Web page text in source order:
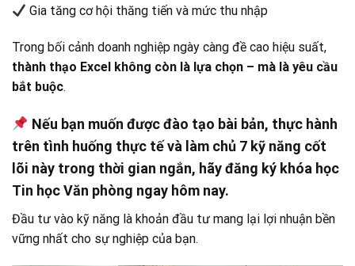
Gia tăng cơ hội thăng tiến và mức thu nhập
Trong bối cảnh doanh nghiệp ngày càng đề cao hiệu suất,
thành thạo Excel không còn là lựa chọn – mà là yêu cầu
bắt buộc.
Nếu bạn muốn được đào tạo bài bản, thực hành
trên tình huống thực tế và làm chủ 7 kỹ năng cốt
lõi này trong thời gian ngắn, hãy đăng ký khóa học
Tin học Văn phòng ngay hôm nay.
Đầu tư vào kỹ năng là khoản đầu tư mang lại lợi nhuận bền
vững nhất cho sự nghiệp của bạn.